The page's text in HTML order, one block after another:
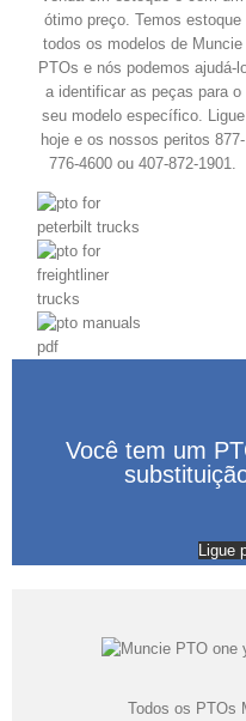
ótimo preço. Temos estoque
todos os modelos de Muncie
PTOs e nós podemos ajudá-
a identificar as peças para o
seu modelo específico. Ligue
hoje e os nossos peritos 877-
776-4600 ou 407-872-1901.
Você tem um
Ligue
Todos os PTOs